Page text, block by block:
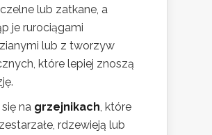
lub zatkane, a
je rurociągami
lub z tworzyw
które lepiej znoszą
na grzejnikach, które
rdzewieją lub